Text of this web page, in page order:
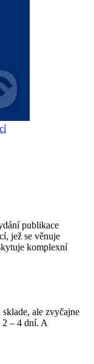
publikace
jež se věnuje
komplexní
ale zvyčajne
– 4 dní. A